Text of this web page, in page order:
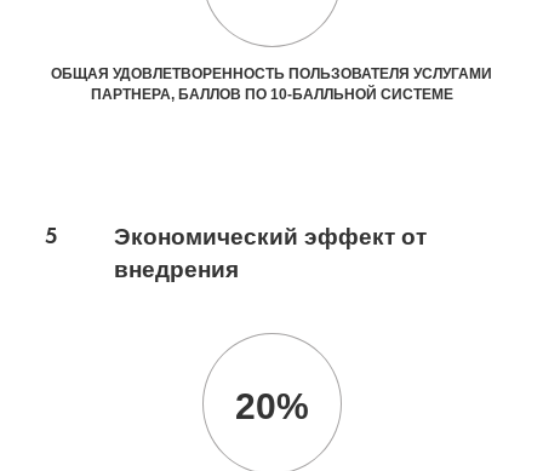
ОБЩАЯ УДОВЛЕТВОРЕННОСТЬ ПОЛЬЗОВАТЕЛЯ УСЛУГАМИ
ПАРТНЕРА, БАЛЛОВ ПО 10-БАЛЛЬНОЙ СИСТЕМЕ
5
Экономический эффект от
внедрения
20%